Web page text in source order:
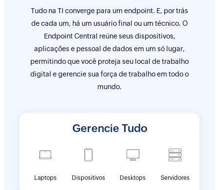
Tudo na TI converge para um endpoint. E, por trás
de cada um, há um usuário final ou um técnico. O
Endpoint Central reúne seus dispositivos,
aplicações e pessoal de dados em um só lugar,
permitindo que você proteja seu local de trabalho
digital e gerencie sua força de trabalho em todo o
mundo.
Gerencie Tudo
Laptops Dispositivos Desktops Servidores